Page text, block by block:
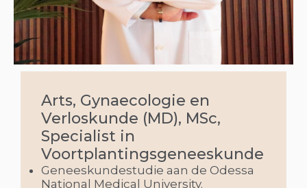
Arts, Gynaecologie en
Verloskunde (MD), MSc,
Specialist in
Voortplantingsgeneeskunde
Geneeskundestudie aan de Odessa
National Medical University.